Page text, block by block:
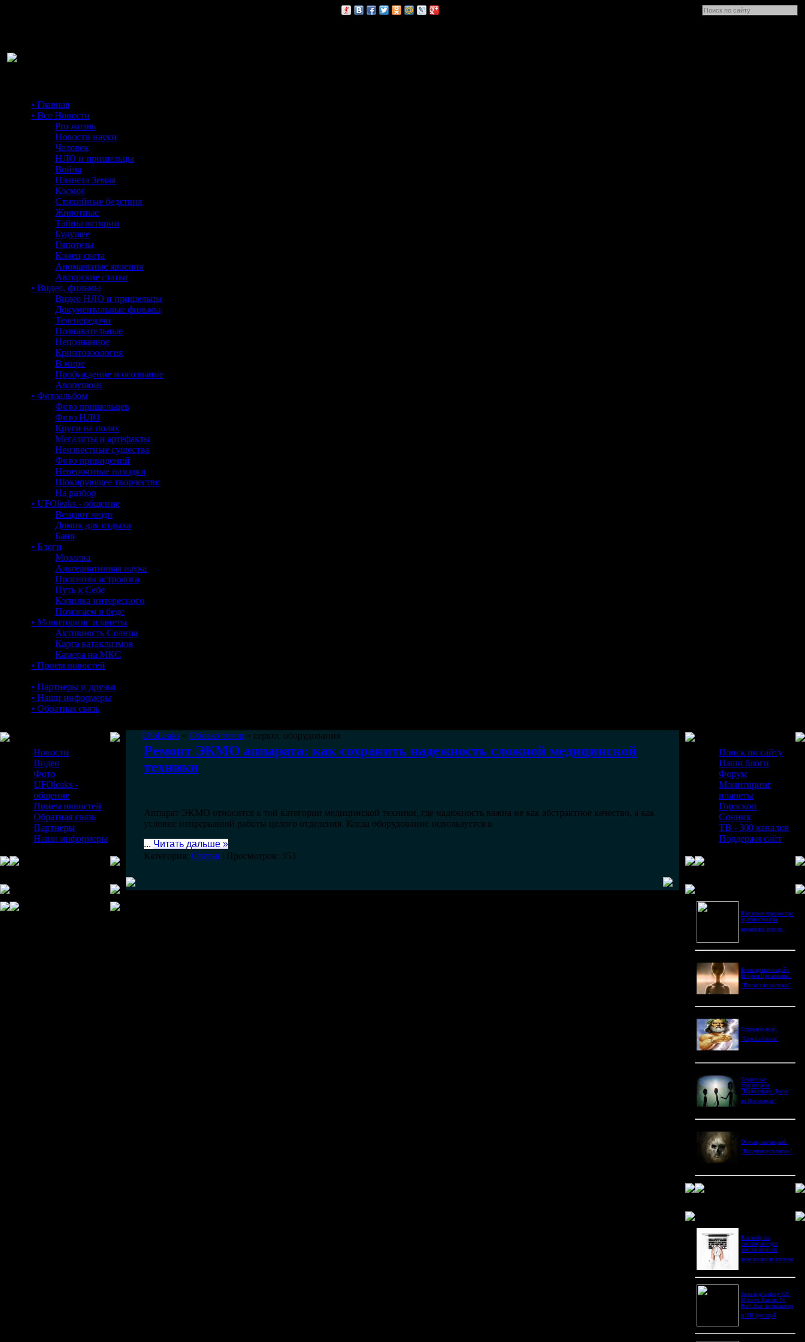
• Главная
• Все Новости
Pro жизнь
Новости науки
Человек
НЛО и пришельцы
Война
Планета Земля
Космос
Стихийные бедствия
Животные
Тайны истории
Будущее
Гипотезы
Конец света
Аномальные явления
Авторские статьи
• Видео, фильмы
Видео НЛО и пришельцы
Документальные фильмы
Телепередачи
Познавательные
Непознанное
Криптозоология
В мире
Пробуждение и осознание
Anonymous
• Фотоальбом
Фото пришельцев
Фото НЛО
Круги на полях
Мегалиты и артефакты
Неизвестные существа
Фото привидений
Невероятные находки
Шокирующее творчество
На разбор
• UFOleaks - общение
Вещают люди
Домик для отдыха
Баня
• Блоги
Мозаика
Альтернативная наука
Прогнозы астролога
Путь к Себе
Копилка интересного
Помогаем в беде
• Мониторинг планеты
Активность Солнца
Карта катаклизмов
Камера на МКС
• Прием новостей
• Партнеры и друзья
• Наши информеры
• Обратная связь
Новости
Видео
Фото
UFOleaks -
общение
Прием новостей
Обратная связь
Партнеры
Наши информеры
UfoLeaks » Облако тегов » сервис оборудования
Ремонт ЭКМО аппарата: как сохранить надежность сложной медицинской
техники
Аппарат ЭКМО относится к той категории медицинской техники, где надежность важна не как абстрактное качество, а как
условие непрерывной работы целого отделения. Когда оборудование используется в
... Читать дальше »
Категория: Статьи | Просмотров: 353
Поиск по сайту
Наши блоги
Форум
Мониторинг
планеты
Гороскоп
Сонник
ТВ - 300 каналов
Поддержи сайт
Короткометражка про
путешествия во
времени и эгоизм.
Битва цивилизаций с
Игорем Прокопенко.
"Письма из космоса"
Странное дело.
"Стрелы богов"
Секретные
территории.
"Пришельцы. Дверь
во Вселенную"
Обманутые наукой.
"Исцеление смертью"
Как выбрать
снотворное для
восстановления
режима после отпуска
Samsung Galaxy S26
Ultra vs Xiaomi 16
Pro Ultra: битва камер
и ИИ-функций